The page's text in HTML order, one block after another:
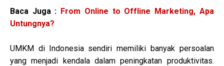
Baca Juga : From Online to Offline Marketing, Apa
Untungnya?
UMKM di Indonesia sendiri memiliki banyak persoalan
yang menjadi kendala dalam peningkatan produktivitas.